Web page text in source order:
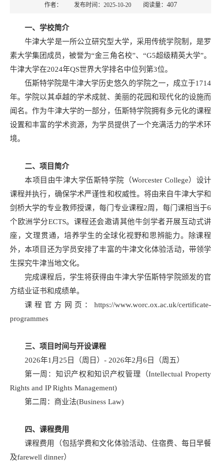
作者： 发布时间：2025-10-20 阅读量： 407
一、学校简介
牛津大学是一所公立研究型大学，采用传统学院制，是罗
素大学集团成员，被誉为“金三角名校”、“G5超级精英大学”。
牛津大学在2024年QS世界大学排名中位列第3位。
伍斯特学院是牛津大学历史悠久的学院之一，成立于1714
年。学院以其卓越的学术成就、美丽的花园和现代化的设施而
闻名。作为牛津大学的一部分，伍斯特学院拥有多元化的课程
设置和丰富的学术资源，为学员提供了一个充满活力的学术环
境。
二、项目简介
本项目由牛津大学伍斯特学院（Worcester College）设计
课程并执行，确保学术严谨性和权威性。将由来自牛津大学和
剑桥大学的专业教师授课，每门专业课程2周，每门课相当于6
个欧洲学分ECTS。课程还会邀请其他牛剑学者开展互动式讲
座，文理贯通，培养学生的全球化视野和思辨能力。除课程
外，本项目还为学员安排了丰富的牛津文化体验活动，带领学
生探究牛津当地文化。
完成课程后，学生将获得由牛津大学伍斯特学院颁发的官
方结业证书和成绩单。
课程官方网页： https://www.worc.ox.ac.uk/certificate-
programmes
三、项目时间与开设课程
2026年1月25日（周日）- 2026年2月6日（周五）
第一周：知识产权和知识产权管理（Intellectual Property
Rights and IP Rights Management)
第二周：商业法(Business Law)
四、课程费用
课程费用（包括学费和文化体验活动、住宿费、每日早餐
及farewell dinner）